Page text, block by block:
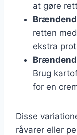
at gøre
retten
ekstra
Brug
for en
Disse
råvarer eller